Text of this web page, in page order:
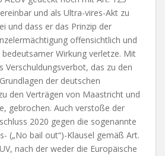
und als Ultra-vires-Akt zu
und dass er das Prinzip der
offensichtlich und
Wirkung verletze. Mit
Verschuldungsverbot, das zu den
der deutschen
den Verträgen von Maastricht und
gebrochen. Auch verstoße der
2020 gegen die sogenannte
(„No bail out“)-Klausel gemäß Art.
nach der weder die Europäische